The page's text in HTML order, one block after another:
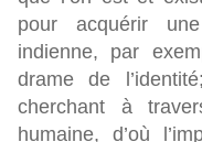
pour acquérir
indienne, par
drame de
cherchant à
humaine, d’où